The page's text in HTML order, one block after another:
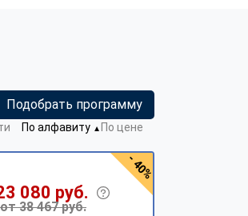
Подобрать программу
По алфавиту ▼ По цене
080 руб.
от 38 467 руб.
- 40%